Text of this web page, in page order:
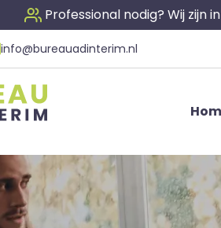
Professional nodig? Wij zijn
info@bureauadinterim.nl